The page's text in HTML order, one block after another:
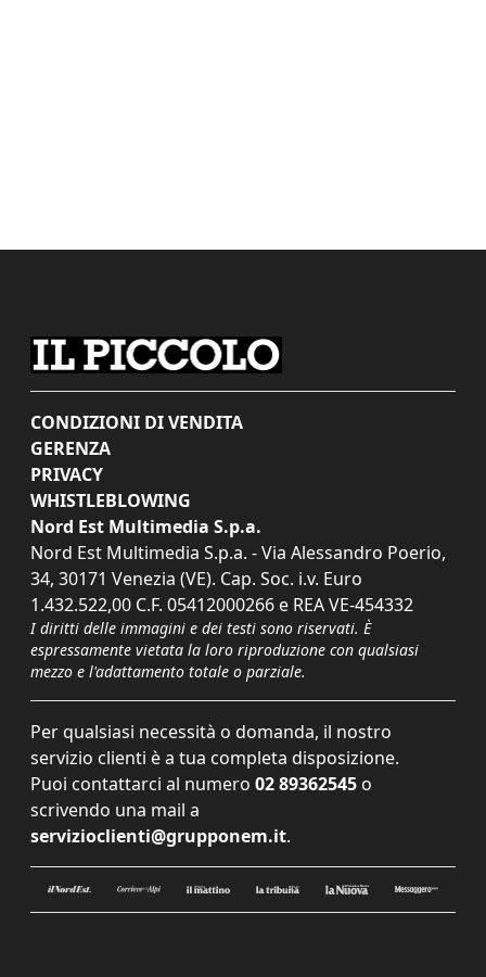
CONDIZIONI DI VENDITA
GERENZA
PRIVACY
WHISTLEBLOWING
Nord Est Multimedia S.p.a.
Nord Est Multimedia S.p.a. - Via Alessandro Poerio,
34, 30171 Venezia (VE). Cap. Soc. i.v. Euro
1.432.522,00 C.F. 05412000266 e REA VE-454332
I diritti delle immagini e dei testi sono riservati. È
espressamente vietata la loro riproduzione con qualsiasi
mezzo e l'adattamento totale o parziale.
Per qualsiasi necessità o domanda, il nostro
servizio clienti è a tua completa disposizione.
Puoi contattarci al numero 02 89362545 o
scrivendo una mail a
servizioclienti@grupponem.it.